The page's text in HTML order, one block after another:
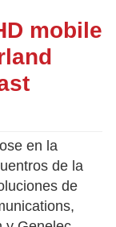
mobile
en la
de la
de